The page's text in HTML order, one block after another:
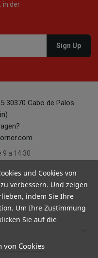
in der
30370 Cabo de Palos
9 a 14:30
keyboard_arrow_down
keyboard_arrow_down
und Cookies von
verbessern. Und zeigen
indem Sie Ihre
Um Ihre Zustimmung
Sie auf die
von Cookies